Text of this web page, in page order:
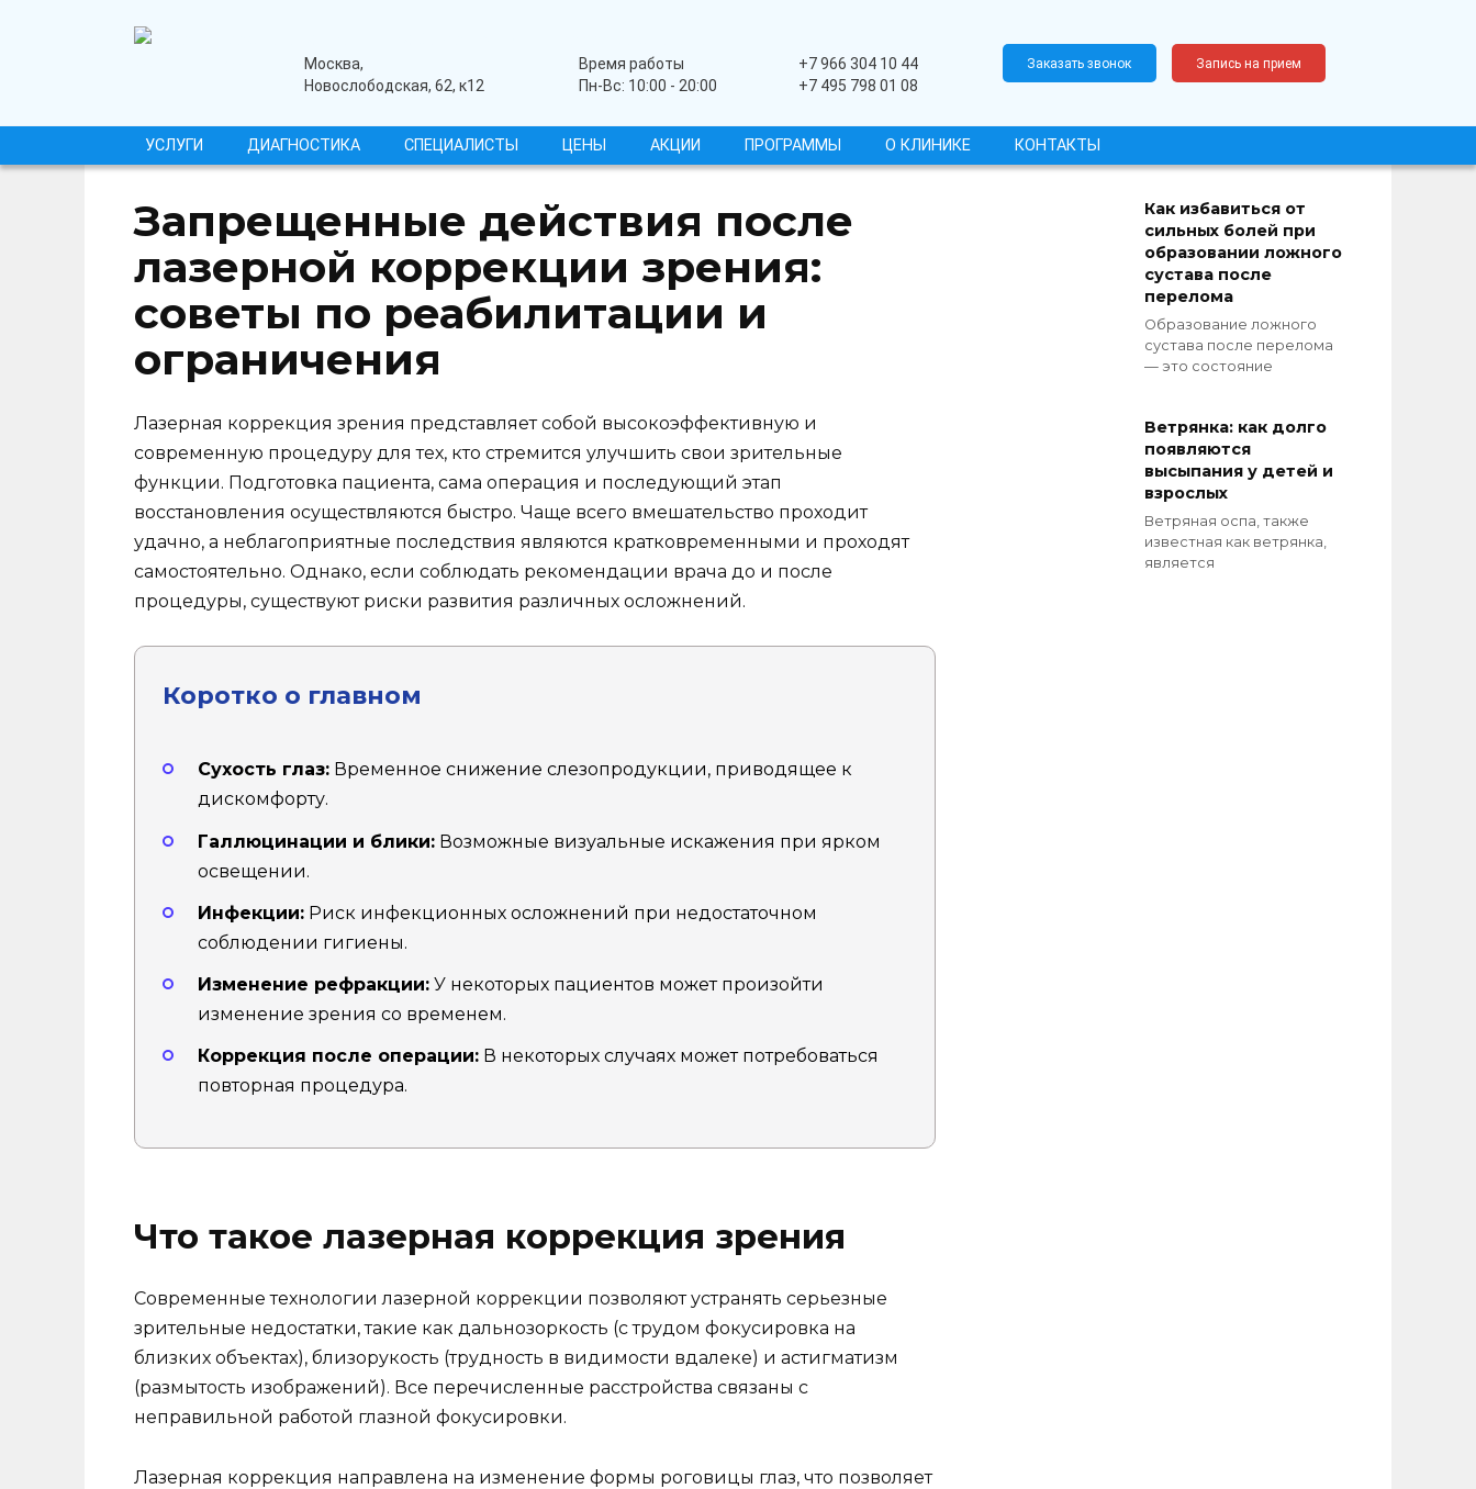
медицинский центрМосква,
Новослободская, 62, к12
Время работы
Пн-Вс: 10:00 - 20:00
+7 966 304 10 44
+7 495 798 01 08
Заказать звонок Запись на прием
УСЛУГИ ДИАГНОСТИКА СПЕЦИАЛИСТЫ ЦЕНЫ АКЦИИ ПРОГРАММЫ О КЛИНИКЕ КОНТАКТЫ
Запрещенные действия после
лазерной коррекции зрения:
советы по реабилитации и
ограничения
Лазерная коррекция зрения представляет собой высокоэффективную и
современную процедуру для тех, кто стремится улучшить свои зрительные
функции. Подготовка пациента, сама операция и последующий этап
восстановления осуществляются быстро. Чаще всего вмешательство проходит
удачно, а неблагоприятные последствия являются кратковременными и проходят
самостоятельно. Однако, если соблюдать рекомендации врача до и после
процедуры, существуют риски развития различных осложнений.
Коротко о главном
Сухость глаз: Временное снижение слезопродукции, приводящее к
дискомфорту.
Галлюцинации и блики: Возможные визуальные искажения при ярком
освещении.
Инфекции: Риск инфекционных осложнений при недостаточном
соблюдении гигиены.
Изменение рефракции: У некоторых пациентов может произойти
изменение зрения со временем.
Коррекция после операции: В некоторых случаях может потребоваться
повторная процедура.
Что такое лазерная коррекция зрения
Современные технологии лазерной коррекции позволяют устранять серьезные
зрительные недостатки, такие как дальнозоркость (с трудом фокусировка на
близких объектах), близорукость (трудность в видимости вдалеке) и астигматизм
(размытость изображений). Все перечисленные расстройства связаны с
неправильной работой глазной фокусировки.
Лазерная коррекция направлена на изменение формы роговицы глаз, что позволяет
Как избавиться от
сильных болей при
образовании ложного
сустава после
перелома
Образование ложного
сустава после перелома
— это состояние
Ветрянка: как долго
появляются
высыпания у детей и
взрослых
Ветряная оспа, также
известная как ветрянка,
является